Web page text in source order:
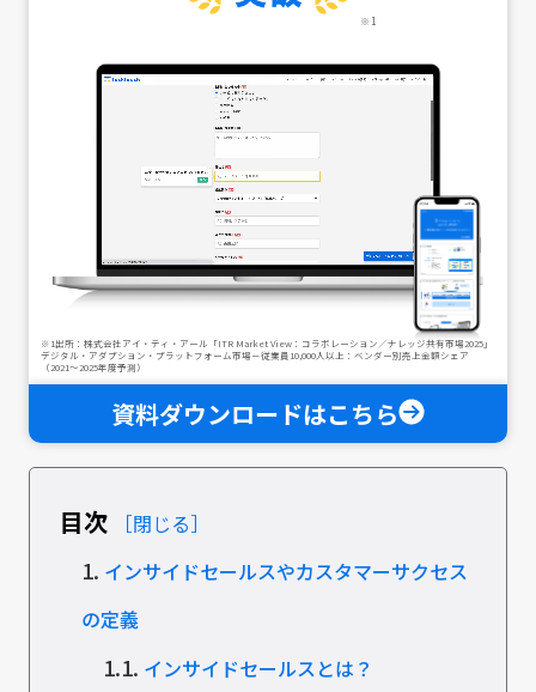
※1
※1出所：株式会社アイ・ティ・アール「ITR Market View：コラボレーション／ナレッジ共有市場2025」
デジタル・アダプション・プラットフォーム市場－従業員10,000人以上：ベンダー別売上金額シェア
（2021～2025年度予測）
資料ダウンロードはこちら
目次 ［閉じる］
1. インサイドセールスやカスタマーサクセス
の定義
1.1. インサイドセールスとは？